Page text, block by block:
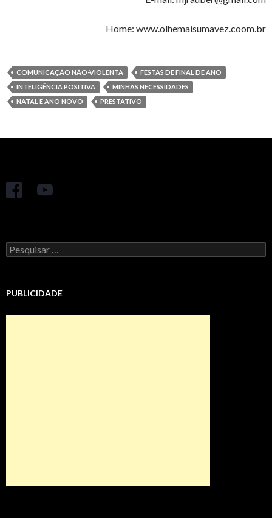
Home: www.olhemaisumavez.coom.br
COMUNICAÇÃO NÃO-VIOLENTA
FESTAS DE FINAL DE ANO
INTELIGÊNCIA POSITIVA
MINHAS NECESSIDADES
NATAL E ANO NOVO
PRESTATIVO
Pesquisar
por:
PUBLICIDADE